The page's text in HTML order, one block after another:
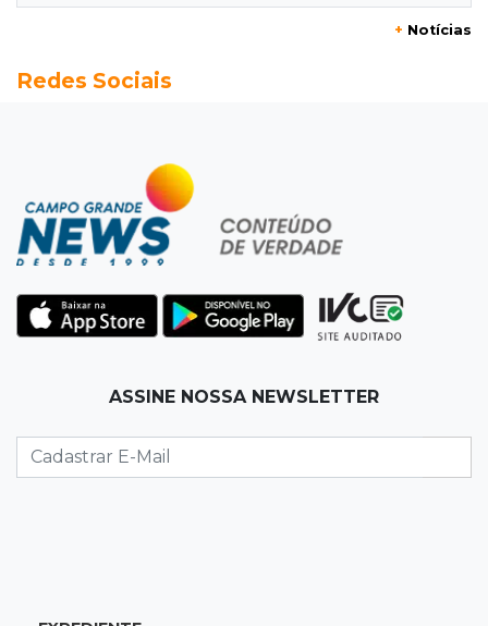
amazona de MS quer chegar ao Texas
Empresário investigado em 2023 volta a ser
alvo por R$ 100 milhões em contratos
12:26Clima
chegada de ciclone
Ovos de arara-azul marcam início da
+ Notícias
Redes Sociais
ASSINE NOSSA NEWSLETTER